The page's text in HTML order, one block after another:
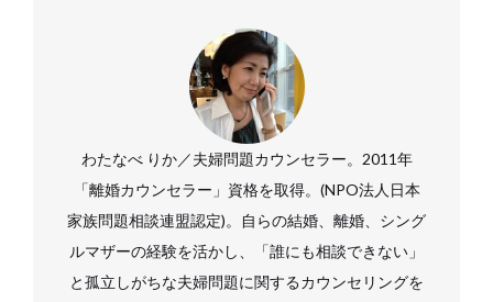
わたなべ りか／夫婦問題カウンセラー。2011年
「離婚カウンセラー」資格を取得。(NPO法人日本
家族問題相談連盟認定)。自らの結婚、離婚、シング
ルマザーの経験を活かし、「誰にも相談できない」
と孤立しがちな夫婦問題に関するカウンセリングを